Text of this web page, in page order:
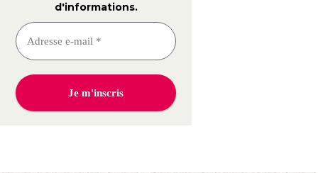
d'informations.